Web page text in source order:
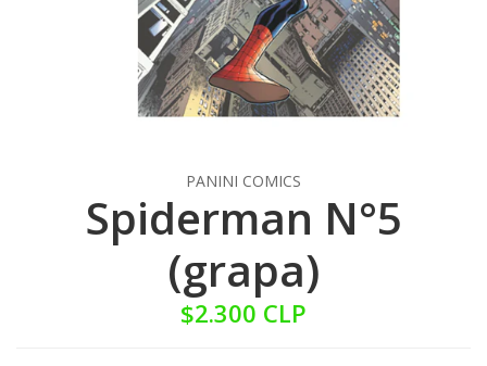
PANINI COMICS
Spiderman N°5
(grapa)
$2.300 CLP